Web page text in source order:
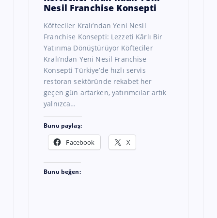
Nesil Franchise Konsepti
Köfteciler Kralı’ndan Yeni Nesil
Franchise Konsepti: Lezzeti Kârlı Bir
Yatırıma Dönüştürüyor Köfteciler
Kralı’ndan Yeni Nesil Franchise
Konsepti Türkiye’de hızlı servis
restoran sektöründe rekabet her
geçen gün artarken, yatırımcılar artık
yalnızca…
Bunu paylaş:
Facebook X
Bunu beğen: